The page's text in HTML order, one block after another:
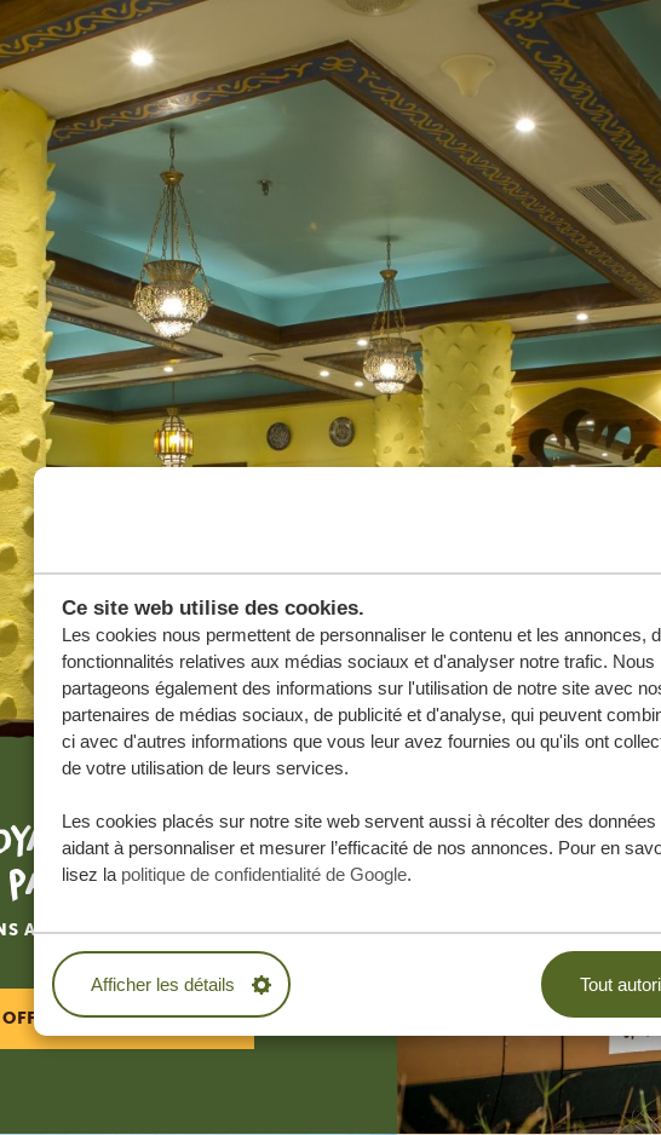
Ce site web utilise des cookies.
Les cookies nous permettent de personnaliser le contenu et les annonces,
fonctionnalités relatives aux médias sociaux et d'analyser notre trafic. Nous
partageons également des informations sur l'utilisation de notre site avec
partenaires de médias sociaux, de publicité et d'analyse, qui peuvent
ci avec d'autres informations que vous leur avez fournies ou qu'ils ont
de votre utilisation de leurs services.
Les cookies placés sur notre site web servent aussi à récolter des données
aidant à personnaliser et mesurer l’efficacité de nos annonces. Pour en
lisez la politique de confidentialité de Google.
Afficher les détails Tout
de vos rêves,
ici.
AUCUNE OBLIGATION
SUR MESURE